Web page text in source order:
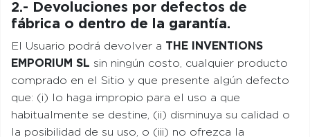
2.- Devoluciones por defectos de
fábrica o dentro de la garantía.
El Usuario podrá devolver a THE INVENTIONS
EMPORIUM SL sin ningún costo, cualquier producto
comprado en el Sitio y que presente algún defecto
que: (i) lo haga impropio para el uso a que
habitualmente se destine, (ii) disminuya su calidad o
la posibilidad de su uso, o (iii) no ofrezca la